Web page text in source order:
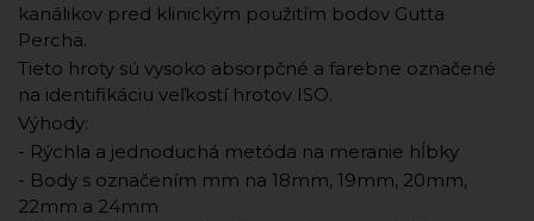
kanálikov pred klinickým použitím bodov Gutta
Percha.
Tieto hroty sú vysoko absorpčné a farebne označené
na identifikáciu veľkostí hrotov ISO.
Výhody:
- Rýchla a jednoduchá metóda na meranie hĺbky
- Body s označením mm na 18mm, 19mm, 20mm,
22mm a 24mm